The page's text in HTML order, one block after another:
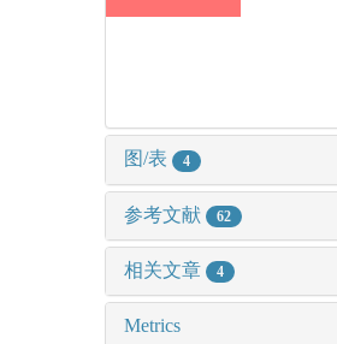
图/表 4
参考文献 62
相关文章 4
Metrics